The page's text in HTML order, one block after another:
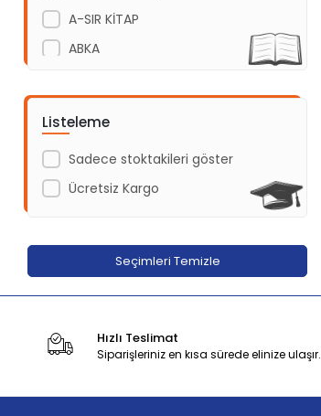
A-SIR KİTAP
ABKA
Acil Yayınları
Açı Yayınları
ADAKÜLTÜR
Adeda Yayınları
Aden Yayıncılık
Agapi Yayınları
Aile Yayınları
Listeleme
Sadece stoktakileri göster
Ücretsiz Kargo
Seçimleri Temizle
Hızlı Teslimat
Siparişleriniz en kısa sürede elinize ulaşır.